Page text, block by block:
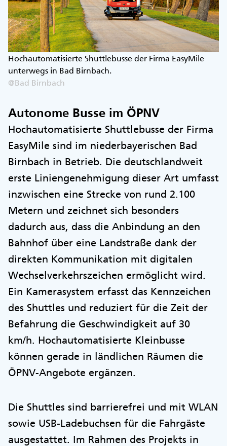
Hochautomatisierte Shuttlebusse der Firma EasyMile
unterwegs in Bad Birnbach.
@Bad Birnbach
Autonome Busse im ÖPNV
Hochautomatisierte Shuttlebusse der Firma
EasyMile sind im niederbayerischen Bad
Birnbach in Betrieb. Die deutschlandweit
erste Liniengenehmigung dieser Art umfasst
inzwischen eine Strecke von rund 2.100
Metern und zeichnet sich besonders
dadurch aus, dass die Anbindung an den
Bahnhof über eine Landstraße dank der
direkten Kommunikation mit digitalen
Wechselverkehrszeichen ermöglicht wird.
Ein Kamerasystem erfasst das Kennzeichen
des Shuttles und reduziert für die Zeit der
Befahrung die Geschwindigkeit auf 30
km/h. Hochautomatisierte Kleinbusse
können gerade in ländlichen Räumen die
ÖPNV-Angebote ergänzen.
Die Shuttles sind barrierefrei und mit WLAN
sowie USB-Ladebuchsen für die Fahrgäste
ausgestattet. Im Rahmen des Projekts in